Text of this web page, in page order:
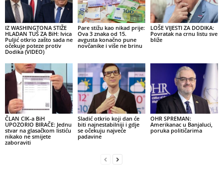
IZ WASHINGTONA STIŽE
HLADAN TUŠ ZA BiH: Ivica
Puljić otkrio zašto sada ne
očekuje poteze protiv
Dodika (VIDEO)
Pare stižu kao nikad prije:
Ova 3 znaka od 15.
avgusta konačno pune
novčanike i više ne brinu
LOŠE VIJESTI ZA DODIKA:
Povratak na crnu listu sve
bliže
ČLAN CIK-a BiH
UPOZORIO BIRAČE: Jednu
stvar na glasačkom listiću
nikako ne smijete
zaboraviti
Sladić otkrio koji dan će
biti najnestabilniji i gdje
se očekuju najveće
padavine
OHR SPREMAN:
Amerikanac u Banjaluci,
poruka političarima